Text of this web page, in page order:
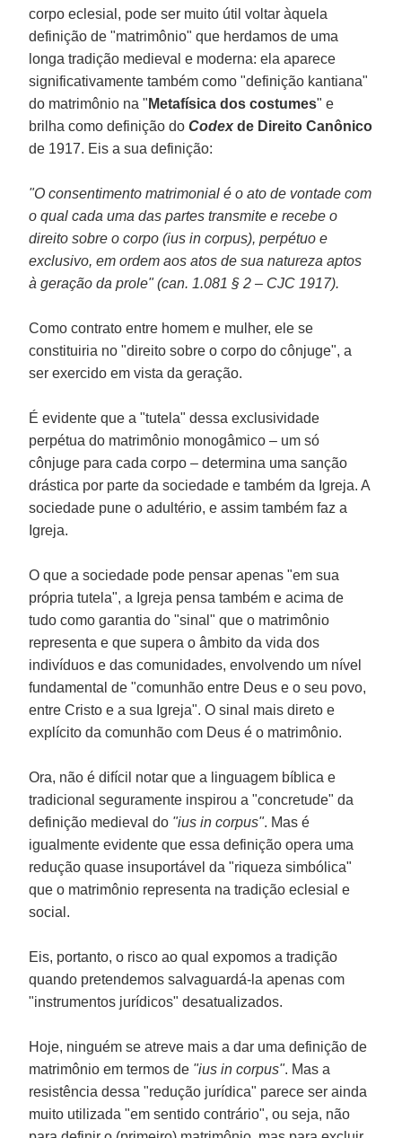
corpo eclesial, pode ser muito útil voltar àquela
definição de "matrimônio" que herdamos de uma
longa tradição medieval e moderna: ela aparece
significativamente também como "definição kantiana"
do matrimônio na " Metafísica dos costumes" e
brilha como definição doCodex de Direito Canônico
de 1917. Eis a sua definição:
"O consentimento matrimonial é o ato de vontade com
o qual cada uma das partes transmite e recebe o
direito sobre o corpo (ius in corpus), perpétuo e
exclusivo, em ordem aos atos de sua natureza aptos
à geração da prole" (can. 1.081 § 2 – CJC 1917).
Como contrato entre homem e mulher, ele se
constituiria no "direito sobre o corpo do cônjuge", a
ser exercido em vista da geração.
É evidente que a "tutela" dessa exclusividade
perpétua do matrimônio monogâmico – um só
cônjuge para cada corpo – determina uma sanção
drástica por parte da sociedade e também da Igreja. A
sociedade pune o adultério, e assim também faz a
Igreja.
O que a sociedade pode pensar apenas "em sua
própria tutela", a Igreja pensa também e acima de
tudo como garantia do "sinal" que o matrimônio
representa e que supera o âmbito da vida dos
indivíduos e das comunidades, envolvendo um nível
fundamental de "comunhão entre Deus e o seu povo,
entre Cristo e a sua Igreja". O sinal mais direto e
explícito da comunhão com Deus é o matrimônio.
Ora, não é difícil notar que a linguagem bíblica e
tradicional seguramente inspirou a "concretude" da
definição medieval do "ius in corpus". Mas é
igualmente evidente que essa definição opera uma
redução quase insuportável da "riqueza simbólica"
que o matrimônio representa na tradição eclesial e
social.
Eis, portanto, o risco ao qual expomos a tradição
quando pretendemos salvaguardá-la apenas com
"instrumentos jurídicos" desatualizados.
Hoje, ninguém se atreve mais a dar uma definição de
matrimônio em termos de "ius in corpus". Mas a
resistência dessa "redução jurídica" parece ser ainda
muito utilizada "em sentido contrário", ou seja, não